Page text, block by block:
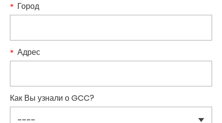
Город
Адрес
Как Вы узнали о GCC?